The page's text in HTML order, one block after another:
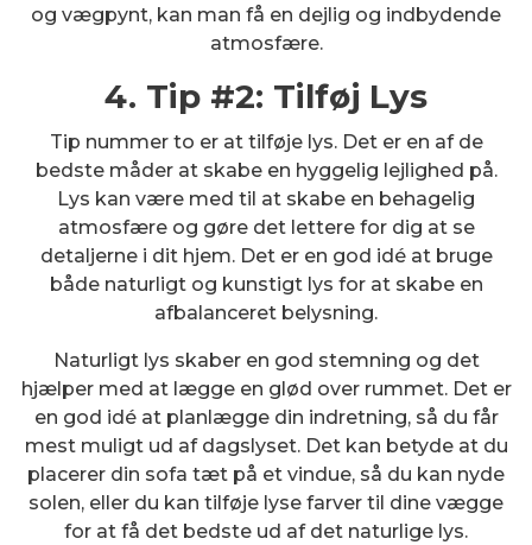
og vægpynt, kan man få en dejlig og indbydende
atmosfære.
4. Tip #2: Tilføj Lys
Tip nummer to er at tilføje lys. Det er en af de
bedste måder at skabe en hyggelig lejlighed på.
Lys kan være med til at skabe en behagelig
atmosfære og gøre det lettere for dig at se
detaljerne i dit hjem. Det er en god idé at bruge
både naturligt og kunstigt lys for at skabe en
afbalanceret belysning.
Naturligt lys skaber en god stemning og det
hjælper med at lægge en glød over rummet. Det er
en god idé at planlægge din indretning, så du får
mest muligt ud af dagslyset. Det kan betyde at du
placerer din sofa tæt på et vindue, så du kan nyde
solen, eller du kan tilføje lyse farver til dine vægge
for at få det bedste ud af det naturlige lys.